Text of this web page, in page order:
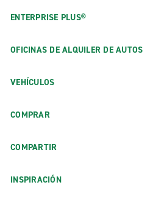
ENTERPRISE PLUS®
OFICINAS DE ALQUILER DE AUTOS
VEHÍCULOS
COMPRAR
COMPARTIR
INSPIRACIÓN